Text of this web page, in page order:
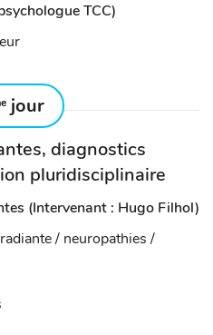
TCC)
jour
diagnostics
pluridisciplinaire
(Intervenant : Hugo Filhol)
/ neuropathies /